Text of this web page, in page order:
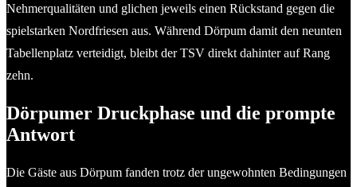
Nehmerqualitäten und glichen jeweils einen Rückstand gegen die
spielstarken Nordfriesen aus. Während Dörpum damit den neunten
Tabellenplatz verteidigt, bleibt der TSV direkt dahinter auf Rang
zehn.
Dörpumer Druckphase und die prompte
Antwort
Die Gäste aus Dörpum fanden trotz der ungewohnten Bedingungen